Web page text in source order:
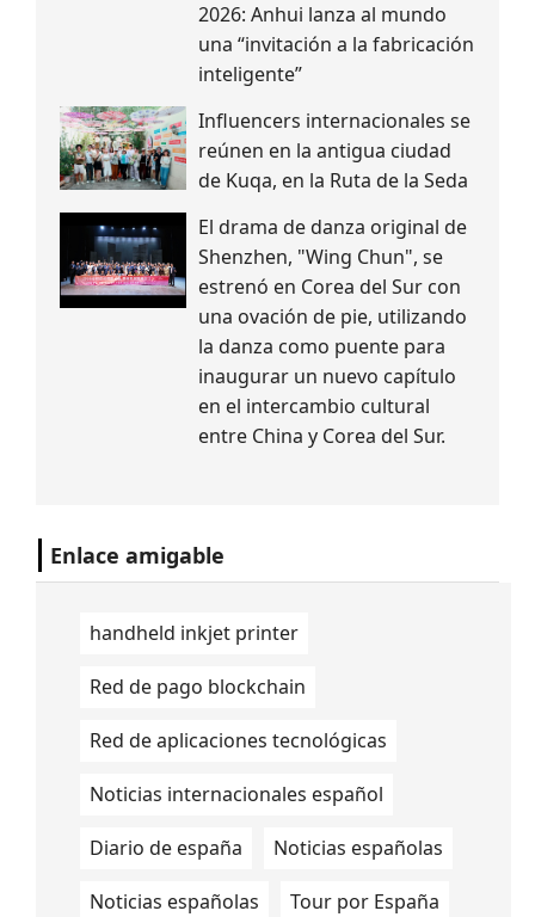
2026: Anhui lanza al mundo
una “invitación a la fabricación
inteligente”
Influencers internacionales se
reúnen en la antigua ciudad
de Kuqa, en la Ruta de la Seda
El drama de danza original de
Shenzhen, "Wing Chun", se
estrenó en Corea del Sur con
una ovación de pie, utilizando
la danza como puente para
inaugurar un nuevo capítulo
en el intercambio cultural
entre China y Corea del Sur.
Enlace amigable
handheld inkjet printer
Red de pago blockchain
Red de aplicaciones tecnológicas
Noticias internacionales español
Diario de españa Noticias españolas
Noticias españolas Tour por España